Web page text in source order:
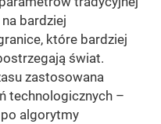
bardziej
które bardziej
świat.
zastosowana
technologicznych –
algorytmy